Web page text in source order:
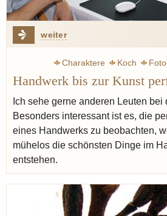
weiter
Charaktere Koch
Dumaine, Jean-Marie
Kunst
Handwerk bis zur Kunst
Ich sehe gerne anderen Leuten bei
Besonders interessant ist es, die
eines Handwerks zu beobachten,
mühelos die schönsten Dinge im
entstehen.